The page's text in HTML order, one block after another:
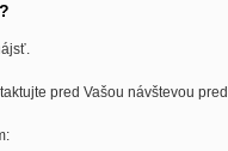
pred Vašou návštevou